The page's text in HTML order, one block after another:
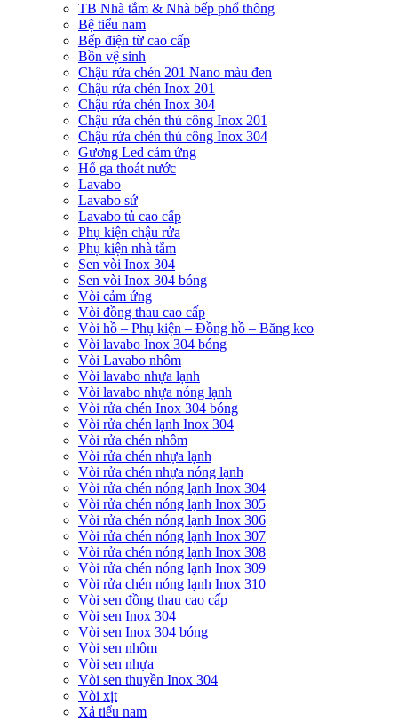
TB Nhà tắm & Nhà bếp phổ thông
Bệ tiểu nam
Bếp điện từ cao cấp
Bồn vệ sinh
Chậu rửa chén 201 Nano màu đen
Chậu rửa chén Inox 201
Chậu rửa chén Inox 304
Chậu rửa chén thủ công Inox 201
Chậu rửa chén thủ công Inox 304
Gương Led cảm ứng
Hố ga thoát nước
Lavabo
Lavabo sứ
Lavabo tủ cao cấp
Phụ kiện chậu rửa
Phụ kiện nhà tắm
Sen vòi Inox 304
Sen vòi Inox 304 bóng
Vòi cảm ứng
Vòi đồng thau cao cấp
Vòi hồ – Phụ kiện – Đồng hồ – Băng keo
Vòi lavabo Inox 304 bóng
Vòi Lavabo nhôm
Vòi lavabo nhựa lạnh
Vòi lavabo nhựa nóng lạnh
Vòi rửa chén Inox 304 bóng
Vòi rửa chén lạnh Inox 304
Vòi rửa chén nhôm
Vòi rửa chén nhựa lạnh
Vòi rửa chén nhựa nóng lạnh
Vòi rửa chén nóng lạnh Inox 304
Vòi rửa chén nóng lạnh Inox 305
Vòi rửa chén nóng lạnh Inox 306
Vòi rửa chén nóng lạnh Inox 307
Vòi rửa chén nóng lạnh Inox 308
Vòi rửa chén nóng lạnh Inox 309
Vòi rửa chén nóng lạnh Inox 310
Vòi sen đồng thau cao cấp
Vòi sen Inox 304
Vòi sen Inox 304 bóng
Vòi sen nhôm
Vòi sen nhựa
Vòi sen thuyền Inox 304
Vòi xịt
Xả tiểu nam